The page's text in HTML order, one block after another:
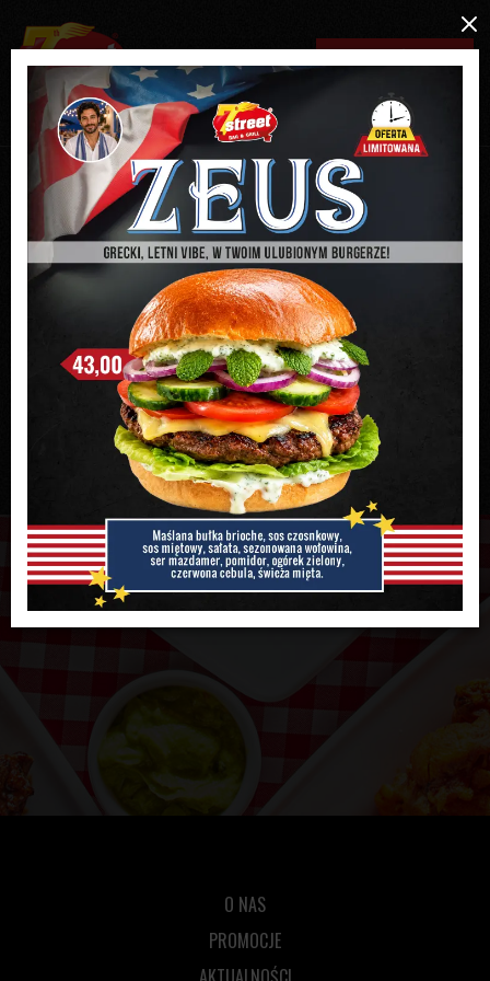
REZERWACJA ON-LINE RABATY FRANCZYZA
KONTAKT
Wybierz restaurację
Wybierz restaurację
Zapytanie do Centrali firmy
O NAS
PROMOCJE